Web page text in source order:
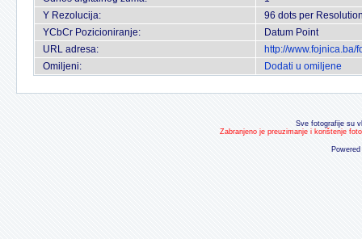
Y Rezolucija:
96 dots per
YCbCr Pozicioniranje:
Datum Point
URL adresa:
http://
Omiljeni:
Dodati u omiljene
Sve fotografije su
Zabranjeno je preuzimanje i korištenje